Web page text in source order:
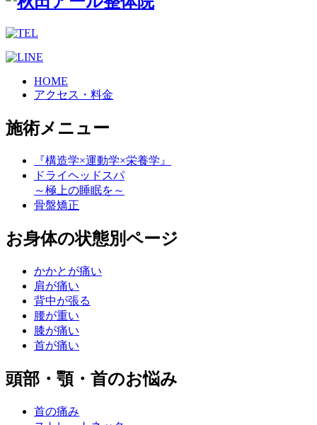
HOME
アクセス・料金
施術メニュー
『構造学×運動学×栄養学』
ドライヘッドスパ
～極上の睡眠を～
骨盤矯正
お身体の状態別ページ
かかとが痛い
肩が痛い
背中が張る
腰が重い
膝が痛い
首が痛い
頭部・顎・首のお悩み
首の痛み